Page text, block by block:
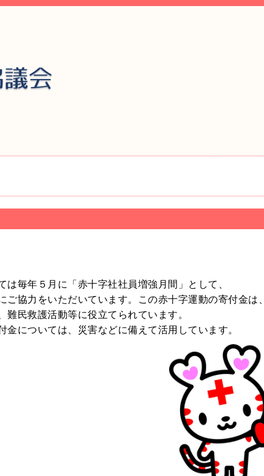
は毎年５月に「赤十字社社員増強月間」として、
ご協力をいただいています。この赤十字運動の寄付金は、
難民救護活動等に役立てられています。
金については、災害などに備えて活用しています。